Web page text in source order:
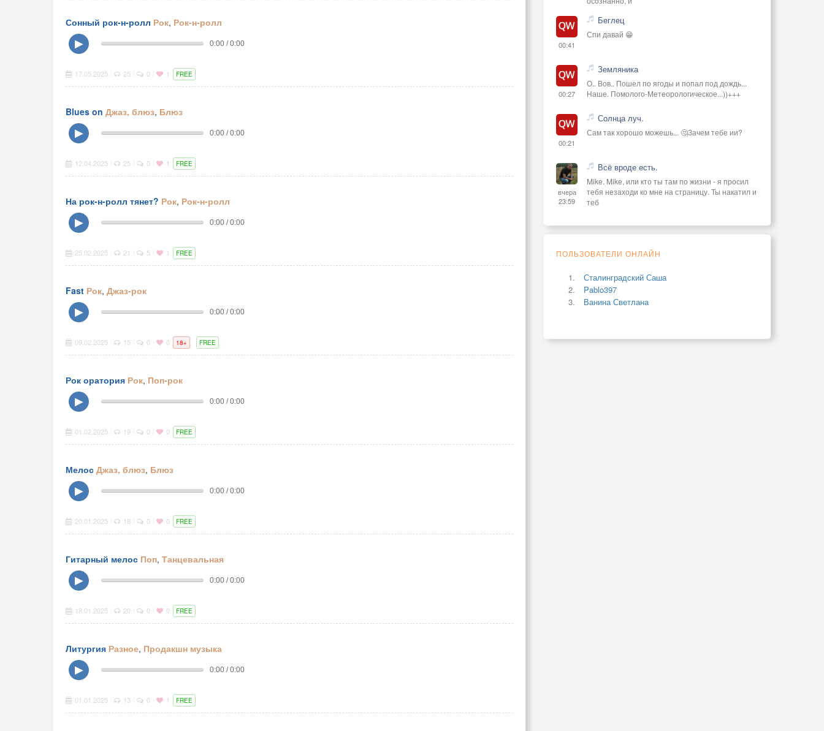
Сонный рок-н-ролл Рок, Рок-н-ролл
▶
0:00 / 0:00
17.05.2025 25 0 1 FREE
Blues on Джаз, блюз, Блюз
▶
0:00 / 0:00
12.04.2025 25 0 1 FREE
На рок-н-ролл тянет? Рок, Рок-н-ролл
▶
0:00 / 0:00
25.02.2025 21 5 1 FREE
Fast Рок, Джаз-рок
▶
0:00 / 0:00
09.02.2025 15 0 0 18+ FREE
Рок оратория Рок, Поп-рок
▶
0:00 / 0:00
01.02.2025 19 0 0 FREE
Мелос Джаз, блюз, Блюз
▶
0:00 / 0:00
20.01.2025 18 0 0 FREE
Гитарный мелос Поп, Танцевальная
▶
0:00 / 0:00
18.01.2025 20 0 0 FREE
Литургия Разное, Продакшн музыка
▶
0:00 / 0:00
01.01.2025 13 0 1 FREE
00:41
Беглец
Спи давай 😁
00:27
Земляника
О.. Вов.. Пошел по ягоды и попал под дождь...
Наше. Помолого-Метеорологическое...))+++
00:21
Солнца луч.
Сам так хорошо можешь... 🤔Зачем тебе ии?
вчера
23:59
Всё вроде есть.
Mike. Mike, или кто ты там по жизни - я просил
тебя незаходи ко мне на страницу. Ты накатил и
теб
ПОЛЬЗОВАТЕЛИ ОНЛАЙН
Сталинградский Саша
Pablo397
Ванина Светлана